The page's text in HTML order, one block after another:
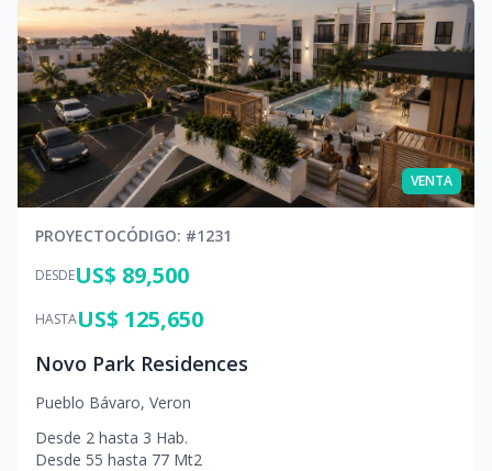
VENTA
PROYECTOCÓDIGO: #1231
DESDEUS$ 89,500
HASTAUS$ 125,650
Novo Park Residences
Pueblo Bávaro, Veron
Desde 2 hasta 3 Hab.
Desde 55 hasta 77 Mt2